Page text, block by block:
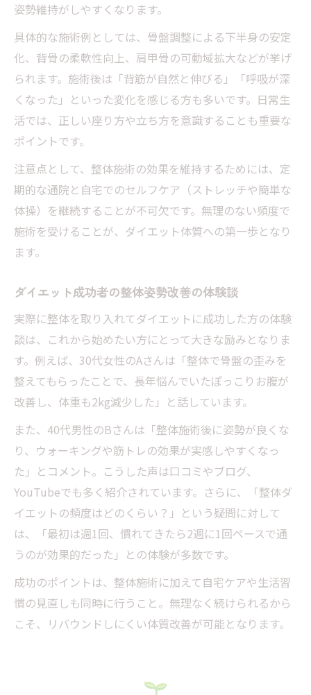
姿勢維持がしやすくなります。
具体的な施術例としては、骨盤調整による下半身の安定
化、背骨の柔軟性向上、肩甲骨の可動域拡大などが挙げ
られます。施術後は「背筋が自然と伸びる」「呼吸が深
くなった」といった変化を感じる方も多いです。日常生
活では、正しい座り方や立ち方を意識することも重要な
ポイントです。
注意点として、整体施術の効果を維持するためには、定
期的な通院と自宅でのセルフケア（ストレッチや簡単な
体操）を継続することが不可欠です。無理のない頻度で
施術を受けることが、ダイエット体質への第一歩となり
ます。
ダイエット成功者の整体姿勢改善の体験談
実際に整体を取り入れてダイエットに成功した方の体験
談は、これから始めたい方にとって大きな励みとなりま
す。例えば、30代女性のAさんは「整体で骨盤の歪みを
整えてもらったことで、長年悩んでいたぽっこりお腹が
改善し、体重も2kg減少した」と話しています。
また、40代男性のBさんは「整体施術後に姿勢が良くな
り、ウォーキングや筋トレの効果が実感しやすくなっ
た」とコメント。こうした声は口コミやブログ、
YouTubeでも多く紹介されています。さらに、「整体ダ
イエットの頻度はどのくらい？」という疑問に対して
は、「最初は週1回、慣れてきたら2週に1回ペースで通
うのが効果的だった」との体験が多数です。
成功のポイントは、整体施術に加えて自宅ケアや生活習
慣の見直しも同時に行うこと。無理なく続けられるから
こそ、リバウンドしにくい体質改善が可能となります。